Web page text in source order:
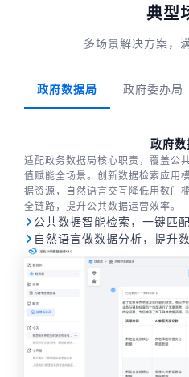
典型
多场景解决方案，
政府数据局 政府委办局
政府
适配政务数据局核心职责，覆盖公
值赋能全场景。创新数据检索应用
据资源，自然语言交互降低用数门
全链路，提升公共数据运营效率。
公共数据智能检索，一键匹
自然语言做数据分析，提升